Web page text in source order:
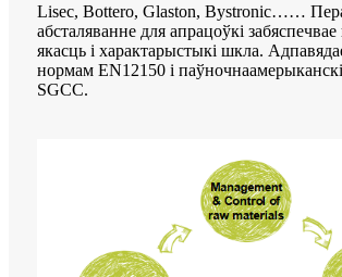
Lisec, Bottero, Glaston, Bystronic……
абсталяванне для апрацоўкі
якасць і характарыстыкі шкла.
нормам EN12150 і
SGCC.